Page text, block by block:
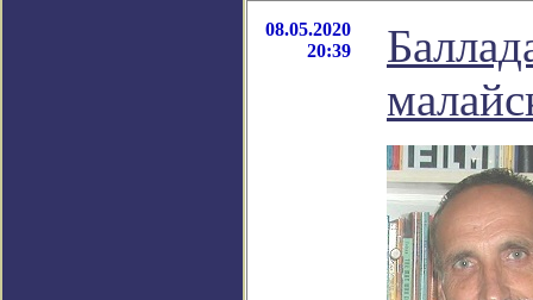
08.05.2020
20:39